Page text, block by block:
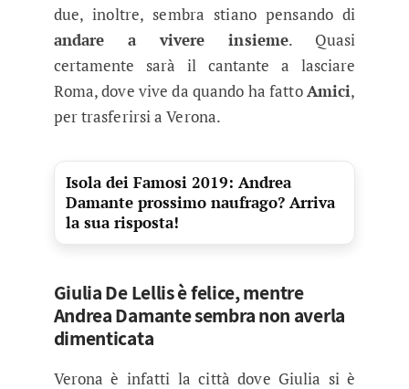
due, inoltre, sembra stiano pensando di
andare a vivere insieme. Quasi
certamente sarà il cantante a lasciare
Roma, dove vive da quando ha fattoAmici,
per trasferirsi a Verona.
Isola dei Famosi 2019: Andrea
Damante prossimo naufrago? Arriva
la sua risposta!
Giulia De Lellis è felice, mentre
Andrea Damante sembra non averla
dimenticata
Verona è infatti la città dove Giulia si è